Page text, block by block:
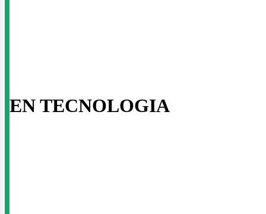
EN TECNOLOGIA